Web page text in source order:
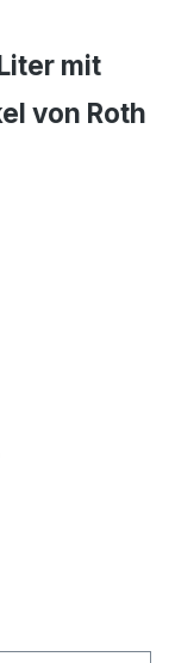
mit
von Roth